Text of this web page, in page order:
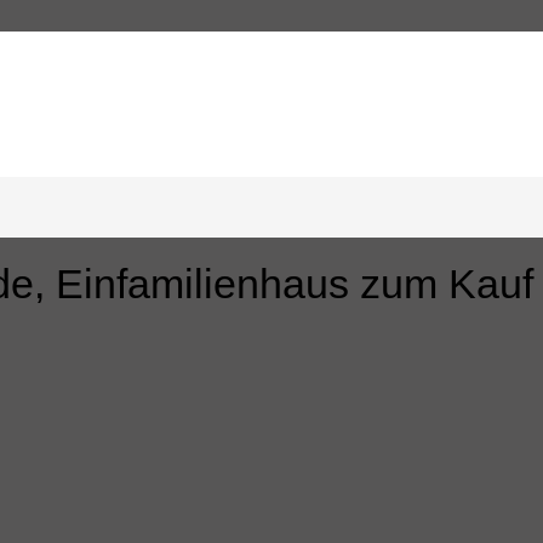
– Hofstelle mit viel Charme und
Einfamilienhaus zum Kauf